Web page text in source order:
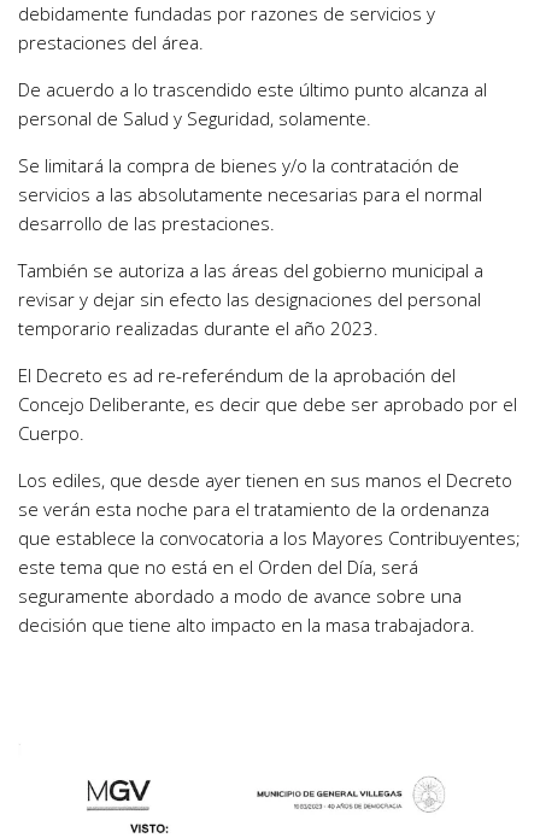
debidamente fundadas por razones de servicios y
prestaciones del área.
De acuerdo a lo trascendido este último punto alcanza al
personal de Salud y Seguridad, solamente.
Se limitará la compra de bienes y/o la contratación de
servicios a las absolutamente necesarias para el normal
desarrollo de las prestaciones.
También se autoriza a las áreas del gobierno municipal a
revisar y dejar sin efecto las designaciones del personal
temporario realizadas durante el año 2023.
El Decreto es ad re-referéndum de la aprobación del
Concejo Deliberante, es decir que debe ser aprobado por el
Cuerpo.
Los ediles, que desde ayer tienen en sus manos el Decreto
se verán esta noche para el tratamiento de la ordenanza
que establece la convocatoria a los Mayores Contribuyentes;
este tema que no está en el Orden del Día, será
seguramente abordado a modo de avance sobre una
decisión que tiene alto impacto en la masa trabajadora.